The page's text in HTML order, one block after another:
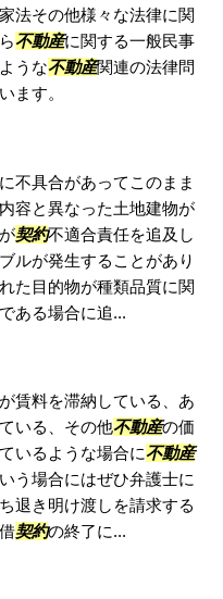
法その他様々な法律に関
不動産に関する一般民事
うな不動産関連の法律問
ます。
不具合があってこのまま
内容と異なった土地建物が
契約不適合責任を追及し
ルが発生することがあり
た目的物が種類品質に関
ある場合に追...
賃料を滞納している、あ
いる、その他不動産の価
いるような場合に不動産
う場合にはぜひ弁護士に
退き明け渡しを請求する
契約の終了に...